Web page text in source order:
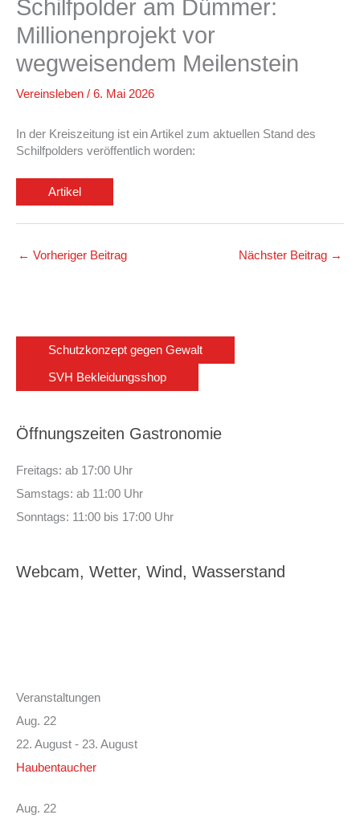
Schilfpolder am Dümmer:
Millionenprojekt vor
wegweisendem Meilenstein
Vereinsleben / 6. Mai 2026
In der Kreiszeitung ist ein Artikel zum aktuellen Stand des
Schilfpolders veröffentlich worden:
Artikel
← Vorheriger Beitrag Nächster Beitrag →
Schutzkonzept gegen Gewalt
SVH Bekleidungsshop
Öffnungszeiten Gastronomie
Freitags: ab 17:00 Uhr
Samstags: ab 11:00 Uhr
Sonntags: 11:00 bis 17:00 Uhr
Webcam, Wetter, Wind, Wasserstand
Veranstaltungen
Aug. 22
22. August - 23. August
Haubentaucher
Aug. 22